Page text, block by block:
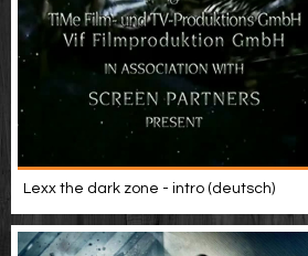
Lexx the dark zone - intro (deutsch)